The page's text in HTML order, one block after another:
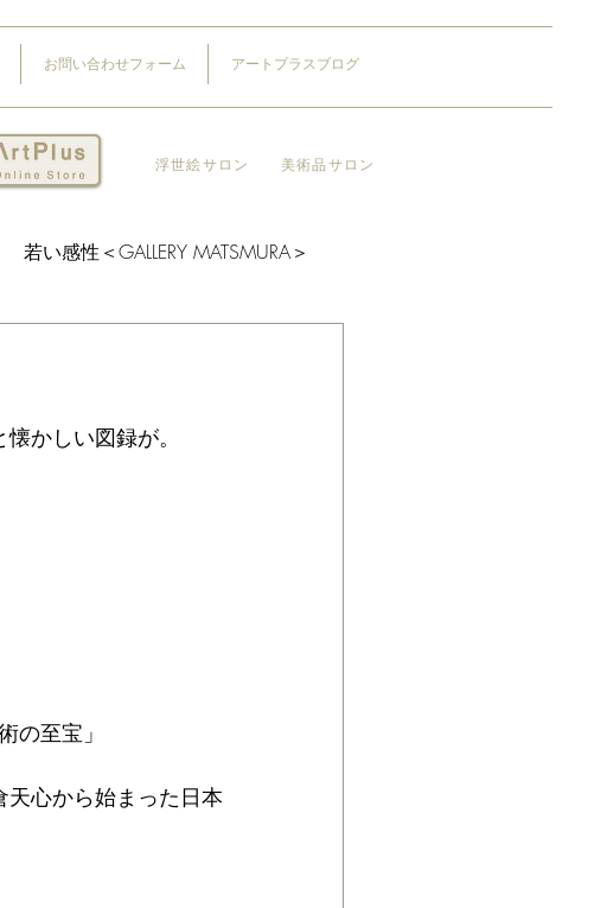
お問い合わせフォーム アートプラスブログ
​浮世絵サロン ​美術品サロン
若い感性＜GALLERY MATSMURA＞
かしい図録が。
の至宝」
心から始まった日本